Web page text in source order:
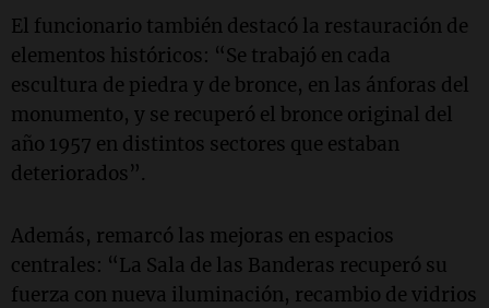
El funcionario también destacó la restauración de
elementos históricos: “Se trabajó en cada
escultura de piedra y de bronce, en las ánforas del
monumento, y se recuperó el bronce original del
año 1957 en distintos sectores que estaban
deteriorados”.
Además, remarcó las mejoras en espacios
centrales: “La Sala de las Banderas recuperó su
fuerza con nueva iluminación, recambio de vidrios